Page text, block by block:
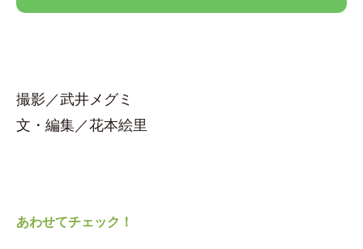
撮影／武井メグミ
文・編集／花本絵里
あわせてチェック！